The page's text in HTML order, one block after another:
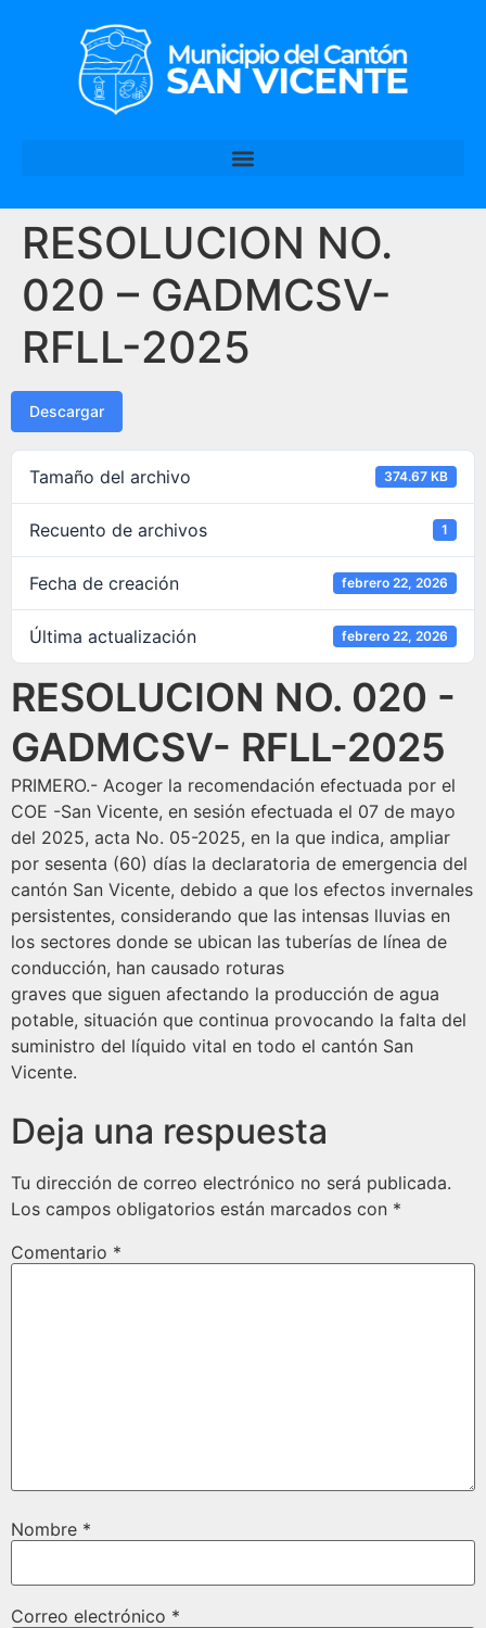
RESOLUCION NO.
020 – GADMCSV-
RFLL-2025
Descargar
Tamaño del archivo 374.67 KB
Recuento de archivos 1
Fecha de creación febrero 22, 2026
Última actualización febrero 22, 2026
RESOLUCION NO. 020 -
GADMCSV- RFLL-2025
PRIMERO.- Acoger la recomendación efectuada por el
COE -San Vicente, en sesión efectuada el 07 de mayo
del 2025, acta No. 05-2025, en la que indica, ampliar
por sesenta (60) días la declaratoria de emergencia del
cantón San Vicente, debido a que los efectos invernales
persistentes, considerando que las intensas lluvias en
los sectores donde se ubican las tuberías de línea de
conducción, han causado roturas
graves que siguen afectando la producción de agua
potable, situación que continua provocando la falta del
suministro del líquido vital en todo el cantón San
Vicente.
Deja una respuesta
Tu dirección de correo electrónico no será publicada.
Los campos obligatorios están marcados con *
Comentario *
Nombre *
Correo electrónico *